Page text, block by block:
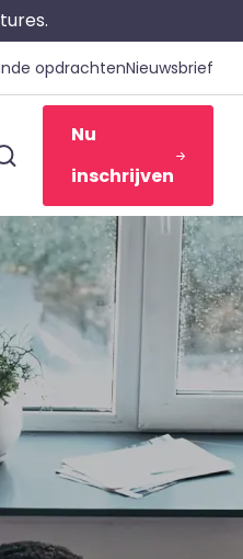
opdrachtenNieuwsbrief
Nu
inschrijven